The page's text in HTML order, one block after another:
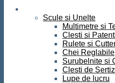
Scule si Unelte
Multimetre si
Clesti si
Rulete si
Chei Reglabile
Surubelnite si
Clesti de
Lupe de lucru